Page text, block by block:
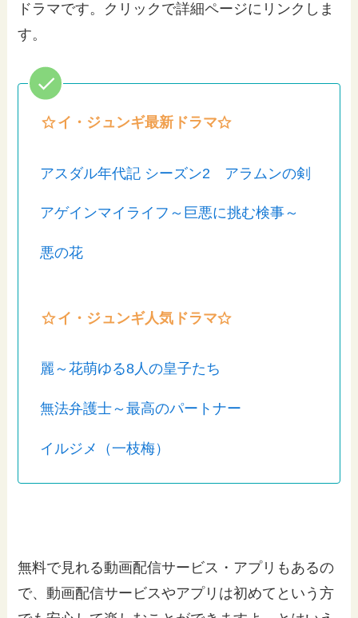
ドラマです。クリックで詳細ページにリンクしま
す。
イ・ジュンギ最新ドラマ
アスダル年代記 シーズン2 アラムンの剣
アゲインマイライフ～巨悪に挑む検事～
悪の花
イ・ジュンギ人気ドラマ
麗～花萌ゆる8人の皇子たち
無法弁護士～最高のパートナー
イルジメ（一枝梅）
無料で見れる動画配信サービス・アプリもあるの
で、動画配信サービスやアプリは初めてという方